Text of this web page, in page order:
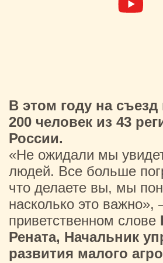
В этом году на съезд
200 человек из 43
России.
«Не ожидали мы
людей. Все больше
что делаете вы, мы
насколько это
приветственном слове
Рената, Начальник
развития малого